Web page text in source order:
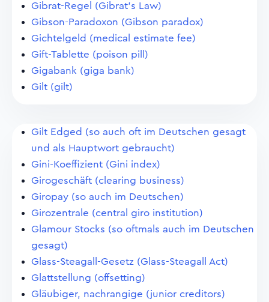
Gibrat-Regel (Gibrat's Law)
Gibson-Paradoxon (Gibson paradox)
Gichtelgeld (medical estimate fee)
Gift-Tablette (poison pill)
Gigabank (giga bank)
Gilt (gilt)
Gilt Edged (so auch oft im Deutschen gesagt
und als Hauptwort gebraucht)
Gini-Koeffizient (Gini index)
Girogeschäft (clearing business)
Giropay (so auch im Deutschen)
Girozentrale (central giro institution)
Glamour Stocks (so oftmals auch im Deutschen
gesagt)
Glass-Steagall-Gesetz (Glass-Steagall Act)
Glattstellung (offsetting)
Gläubiger, nachrangige (junior creditors)